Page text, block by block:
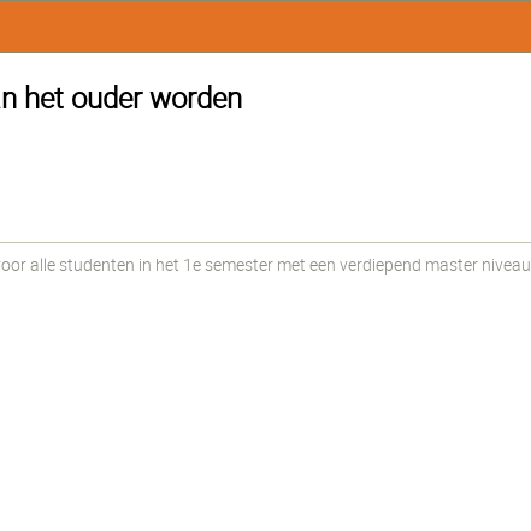
het ouder worden
alle studenten in het 1e semester met een verdiepend master niveau.